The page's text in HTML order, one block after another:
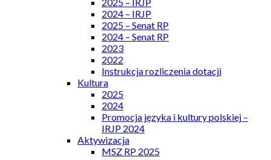
2024 – IRJP
2025 – Senat RP
2024 – Senat RP
2023
2022
Instrukcja rozliczenia dotacji
Kultura
2025
2024
Promocja języka i kultury polskiej –
IRJP 2024
Aktywizacja
MSZ RP 2025